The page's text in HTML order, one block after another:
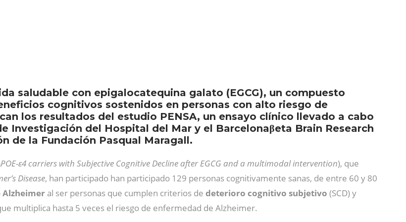
saludable con epigalocatequina galato (EGCG), un compuesto
cognitivos sostenidos en personas con alto riesgo de
los resultados del estudio PENSA, un ensayo clínico llevado a cabo
Investigación del Hospital del Mar y el Barcelonaβeta Brain Research
de la Fundación Pasqual Maragall.
ɛ4 carriers with Subjective Cognitive Decline after EGCG and a multimodal intervention), que
Disease, han participado han participado 129 personas cognitivamente sanas, de entre 60 y 80
Alzheimer al ser personas que cumplen criterios de deterioro cognitivo subjetivo (SCD) y
multiplica hasta 5 veces el riesgo de enfermedad de Alzheimer.